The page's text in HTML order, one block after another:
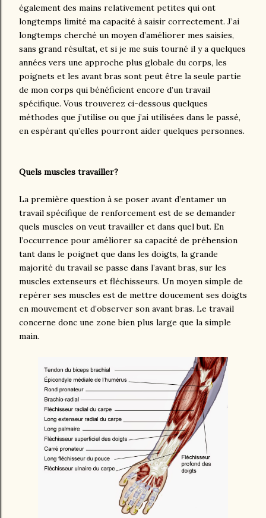
également des mains relativement petites qui ont
longtemps limité ma capacité à saisir correctement. J’ai
longtemps cherché un moyen d’améliorer mes saisies,
sans grand résultat, et si je me suis tourné il y a quelques
années vers une approche plus globale du corps, les
poignets et les avant bras sont peut être la seule partie
de mon corps qui bénéficient encore d’un travail
spécifique. Vous trouverez ci-dessous quelques
méthodes que j’utilise ou que j’ai utilisées dans le passé,
en espérant qu’elles pourront aider quelques personnes.
Quels muscles travailler?
La première question à se poser avant d’entamer un
travail spécifique de renforcement est de se demander
quels muscles on veut travailler et dans quel but. En
l’occurrence pour améliorer sa capacité de préhension
tant dans le poignet que dans les doigts, la grande
majorité du travail se passe dans l’avant bras, sur les
muscles extenseurs et fléchisseurs. Un moyen simple de
repérer ses muscles est de mettre doucement ses doigts
en mouvement et d’observer son avant bras. Le travail
concerne donc une zone bien plus large que la simple
main.